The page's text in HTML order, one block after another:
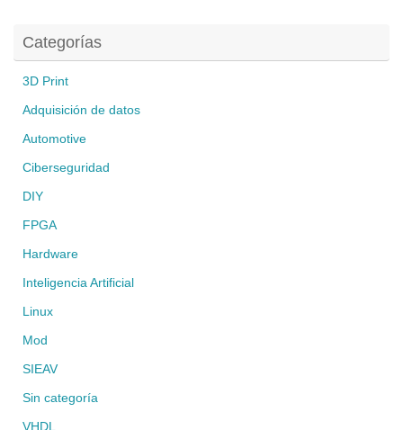
Categorías
3D Print
Adquisición de datos
Automotive
Ciberseguridad
DIY
FPGA
Hardware
Inteligencia Artificial
Linux
Mod
SIEAV
Sin categoría
VHDL